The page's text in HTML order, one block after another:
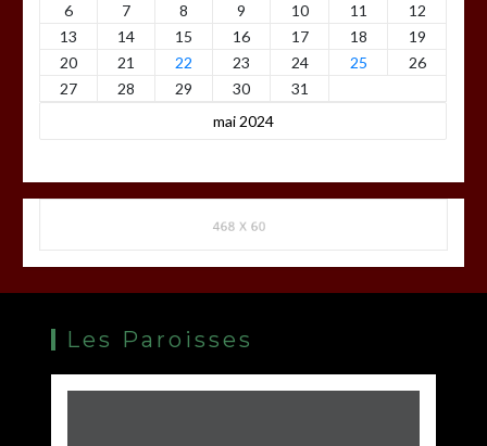
mai 2024
6
7 8 9 10 11
12
13
14 15 16 17 18
19
20
21 22 23 24 25
26
27
28 29 30 31
Les Paroisses